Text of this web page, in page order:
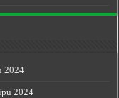
2024
2024